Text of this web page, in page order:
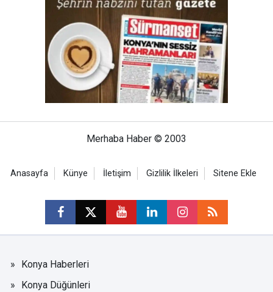
Merhaba Haber © 2003
Anasayfa Künye İletişim Gizlilik İlkeleri Sitene Ekle
Konya Haberleri
Konya Düğünleri